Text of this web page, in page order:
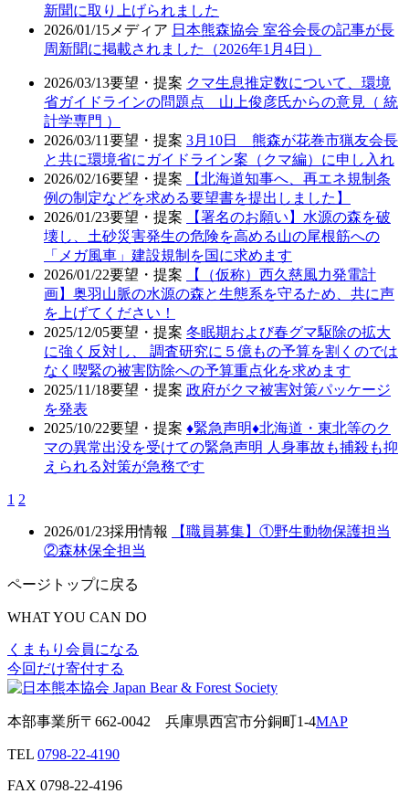
新聞に取り上げられました
2026/01/15 メディア 日本熊森協会 室谷会長の記事が長
周新聞に掲載されました（2026年1月4日）
2026/03/13要望・提案 クマ生息推定数について、環境
省ガイドラインの問題点 山上俊彦氏からの意見（ 統
計学専門 ）
2026/03/11要望・提案 3月10日 熊森が花巻市猟友会長
と共に環境省にガイドライン案（クマ編）に申し入れ
2026/02/16要望・提案
【北海道知事へ、再エネ規制条
例の制定などを求める要望書を提出しました】
2026/01/23要望・提案
【署名のお願い】水源の森を破
壊し、土砂災害発生の危険を高める山の尾根筋への
「メガ風車」建設規制を国に求めます
2026/01/22要望・提案
【（仮称）西久慈風力発電計
画】奥羽山脈の水源の森と生態系を守るため、共に声
を上げてください！
2025/12/05要望・提案 冬眠期および春グマ駆除の拡大
に強く反対し、 調査研究に５億もの予算を割くのでは
なく喫緊の被害防除への予算重点化を求めます
2025/11/18要望・提案 政府がクマ被害対策パッケージ
を発表
2025/10/22要望・提案 ♦️緊急声明♦️北海道・東北等のク
マの異常出没を受けての緊急声明 人身事故も捕殺も抑
えられる対策が急務です
1 2
2026/01/23採用情報
【職員募集】①野生動物保護担当
②森林保全担当
ページトップに戻る
WHAT YOU CAN DO
くまもり会員になる
今回だけ寄付する
本部事業所〒662-0042 兵庫県西宮市分銅町1-4MAP
TEL 0798-22-4190
FAX 0798-22-4196